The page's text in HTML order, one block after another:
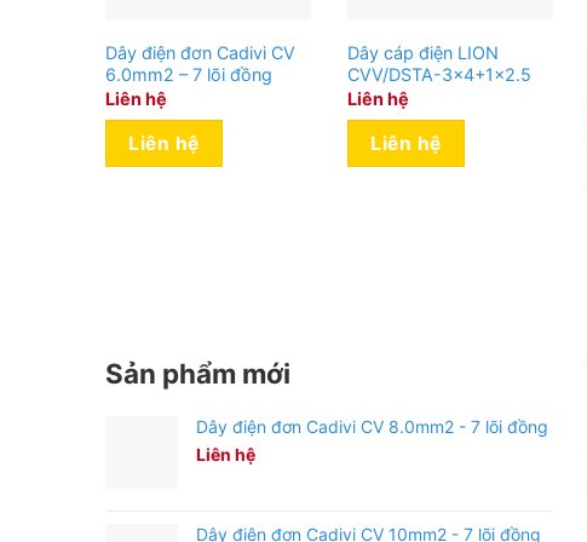
Dây điện đơn Cadivi CV
6.0mm2 – 7 lõi đồng
Liên hệ
Liên hệ
Dây cáp điện LION
CVV/DSTA-3×4+1×2.5
Liên hệ
Liên hệ
Sản phẩm mới
Dây điện đơn Cadivi CV 8.0mm2 - 7 lõi đồng
Liên hệ
Dây điện đơn Cadivi CV 10mm2 - 7 lõi đồng